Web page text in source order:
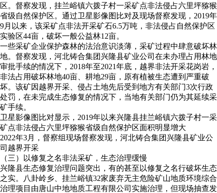
区。督察发现，挂兰峪镇六拨子村一采矿点非法侵占六里坪猕猴
省级自然保护区。通过卫星影像图比对及现场督察发现，2019年
9月以来，该采矿点非法开采矿石6.5万吨，非法侵占自然保护区
实验区44亩，破坏一般公益林12亩。
一些采矿企业保护森林的法治意识淡薄，采矿过程中肆意破坏林
地。督察发现，河北铸合集团兴隆县矿业公司在未办理占用林地
审批手续的情况下，2018年至2021年底，越界非法开采花岗岩，
非法占用破坏林地40亩、耕地29亩，原有植被生态遭到严重破
坏。该矿因越界开采、侵占土地先后受到地方有关部门3次行政
处罚，在未完成生态修复的情况下，当地有关部门仍为其延续采
矿手续。
卫星影像图比对显示，2019年以来兴隆县挂兰峪镇六拨子村一采
矿点非法侵占六里坪猕猴省级自然保护区面积明显增大
2022年3月，督察组现场督察发现，河北铸合集团兴隆县矿业公
司越界开采
（三）以修复之名非法采矿，生态治理缓慢
兴隆县生态修复治理问题突出，有的甚至以修复之名行破坏生态
之实。八卦岭乡、挂兰峪镇32家废弃无主危险矿山地质环境综合
治理项目由唐山中地地质工程有限公司实施治理，但现场抽查发